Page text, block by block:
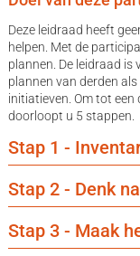
Deze leidraad heeft
helpen. Met de
plannen. De leidraad is
plannen van derden
initiatieven. Om tot
doorloopt u 5 stappen.
Stap 1 -
Stap 2 - Denk
Stap 3 - Maak